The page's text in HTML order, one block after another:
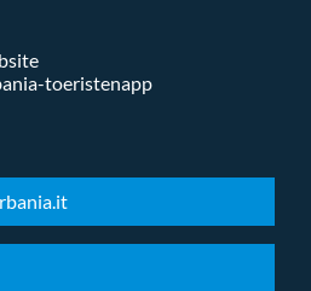
toeristenapp